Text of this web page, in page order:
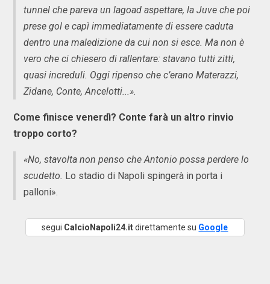
tunnel che pareva un lagoad aspettare, la Juve che poi
prese gol e capì immediatamente di essere caduta
dentro una maledizione da cui non si esce. Ma non è
vero che ci chiesero di rallentare: stavano tutti zitti,
quasi increduli. Oggi ripenso che c’erano Materazzi,
Zidane, Conte, Ancelotti...».
Come finisce venerdì? Conte farà un altro rinvio
troppo corto?
«No, stavolta non penso che Antonio possa perdere lo
scudetto. Lo stadio di Napoli spingerà in porta i
palloni».
segui CalcioNapoli24.itdirettamente su Google